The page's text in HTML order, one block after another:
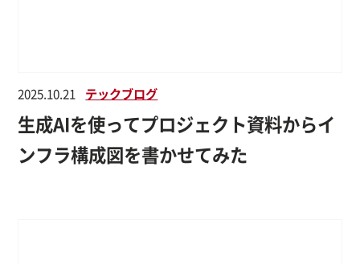
2025.10.21 テックブログ
生成AIを使ってプロジェクト資料からイ
ンフラ構成図を書かせてみた